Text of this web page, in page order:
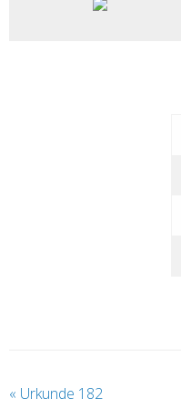
« Urkunde 182